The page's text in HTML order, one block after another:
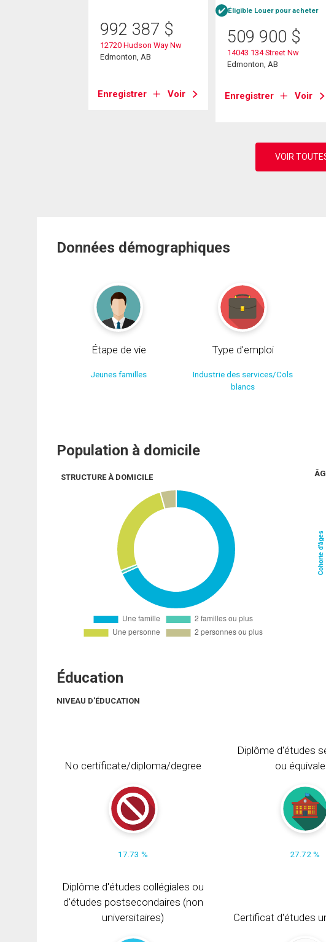
992 387 $
12720 Hudson Way Nw
Edmonton, AB
Enregistrer Voir
Éligible Louer pour acheter
509 900 $
14043 134 Street Nw
Edmonton, AB
Enregistrer Voir
Données démographiques
Étape de vie
Jeunes familles
Type d'emploi
Industrie des services/Cols
blancs
Population à domicile
STRUCTURE À DOMICILE
Éducation
NIVEAU D'ÉDUCATION
No certificate/diploma/degree
17.73 %
Diplôme d'études
ou
27.72 %
Diplôme d'études collégiales ou
d'études postsecondaires (non
universitaires)
Certificat d'études